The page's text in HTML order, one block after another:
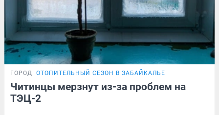
ГОРОД ОТОПИТЕЛЬНЫЙ СЕЗОН В ЗАБАЙКАЛЬЕ
Читинцы мерзнут из-за проблем на
ТЭЦ-2